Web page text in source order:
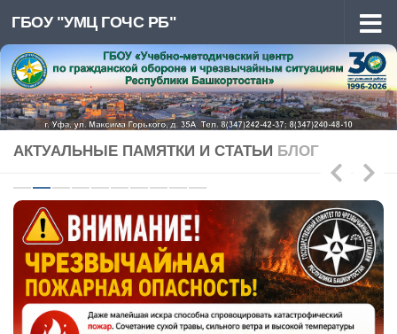
Перейти к содержимому
ГБОУ "УМЦ ГОЧС РБ"
АКТУАЛЬНЫЕ ПАМЯТКИ И СТАТЬИ БЛОГ